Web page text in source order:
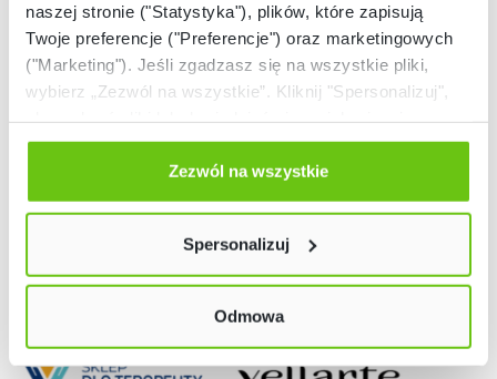
naszej stronie ("Statystyka"), plików, które zapisują
Twoje preferencje ("Preferencje") oraz marketingowych
("Marketing"). Jeśli zgadzasz się na wszystkie pliki,
wybierz „Zezwól na wszystkie”. Kliknij "Spersonalizuj",
Odmów zgody poprzez przycisk „Odmowa”. Wtedy
użyjemy tylko plików niezbędnych dla naszej strony.
Twój wybór możesz zmienić przez kliknięcie przycisku w
Polityce prywatności
Zezwól na wszystkie
Spersonalizuj
Odmowa
Nasze marki